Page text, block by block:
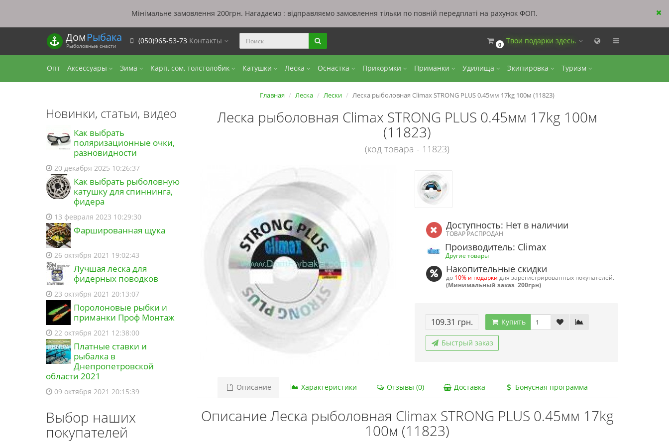
Мінімальне замовлення 200грн. Нагадаємо : відправляємо замовлення тільки по повній передплаті на рахунок ФОП.
ДомРыбака
Рыболовные снасти
(050)965-53-73 Контакты 0 Твои подарки здесь.
Опт Аксессуары Зима Карп, сом, толстолобик Катушки Леска Оснастка Прикормки Приманки Удилища Экипировка Туризм
Новинки, статьи, видео
Как выбрать
поляризационные очки,
разновидности
20 декабря 2025 10:26:37
Как выбрать рыболовную
катушку для спиннинга,
фидера
13 февраля 2023 10:29:30
Фаршированная щука
26 октября 2021 19:02:43
Лучшая леска для
фидерных поводков
23 октября 2021 20:13:07
Поролоновые рыбки и
приманки Проф Монтаж
22 октября 2021 12:38:00
Платные ставки и
рыбалка в
Днепропетровской
области 2021
09 октября 2021 20:15:39
Выбор наших
покупателей
Главная Леска Лески Леска рыболовная Climax STRONG PLUS 0.45мм 17kg 100м (11823)
Леска рыболовная Climax STRONG PLUS 0.45мм 17kg 100м
(11823)
(код товара - 11823)
Доступность: Нет в наличии
ТОВАР РАСПРОДАН
Производитель: Climax
Другие товары
Накопительные скидки
до 10% и подарки для зарегистрированных покупателей.
(Минимальный заказ 200грн)
109.31 грн. Купить
Быстрый заказ
Описание Характеристики Отзывы (0) Доставка Бонусная программа
Описание Леска рыболовная Climax STRONG PLUS 0.45мм 17kg
100м (11823)